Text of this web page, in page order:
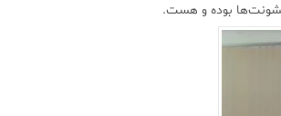
بوده و هست.